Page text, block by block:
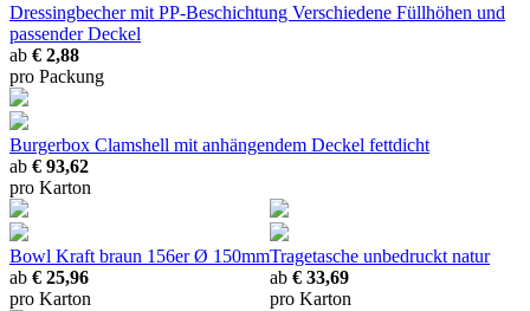
Dressingbecher mit PP-Beschichtung Verschiedene Füllhöhen und
passender Deckel
ab € 2,88
pro Packung
Burgerbox Clamshell mit anhängendem Deckel fettdicht
ab € 93,62
pro Karton
Bowl Kraft braun 156erØ 150mm
ab € 25,96
pro Karton
Tragetasche unbedruckt natur
ab € 33,69
pro Karton